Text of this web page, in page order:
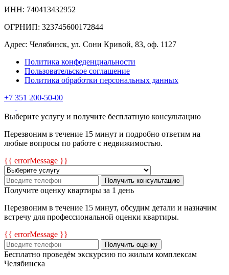
ИНН: 740413432952
ОГРНИП: 323745600172844
Адрес: Челябинск, ул. Сони Кривой, 83, оф. 1127
Политика конфеденциальности
Пользовательское соглашение
Политика обработки персональных данных
+7 351 200-50-00
Выберите услугу и получите бесплатную консультацию
Перезвоним в течение 15 минут и подробно ответим на
любые вопросы по работе с недвижимостью.
{{ errorMessage }}
Получить консультацию
Получите оценку квартиры за 1 день
Перезвоним в течение 15 минут, обсудим детали и назначим
встречу для профессиональной оценки квартиры.
{{ errorMessage }}
Получить оценку
Бесплатно проведём экскурсию по жилым комплексам
Челябинска